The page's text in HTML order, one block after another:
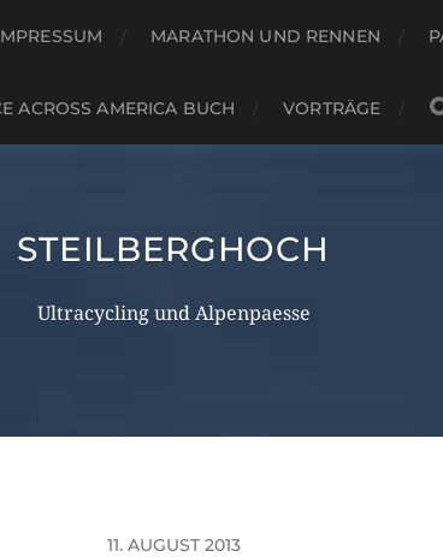
MARATHON UND RENNEN
ACROSS AMERICA BUCH VORTRÄGE
STEILBERGHOCH
Ultracycling und Alpenpaesse
11. AUGUST 2013